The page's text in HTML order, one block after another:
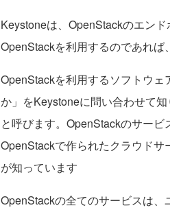
Keystoneは、OpenStackのエン
OpenStackを利用するのであれば
OpenStackを利用するソフトウ
か」をKeystoneに問い合わせて
と呼びます。OpenStackのサービ
OpenStackで作られたクラウド
が知っています
OpenStackの全てのサービスは